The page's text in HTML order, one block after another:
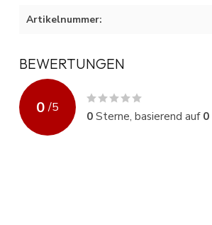
Artikelnummer:
BEWERTUNGEN
0 /5
0Sterne, basierend auf0